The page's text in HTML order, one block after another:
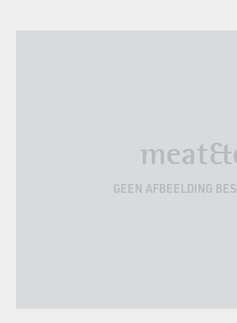
GEEN AFBEELDING